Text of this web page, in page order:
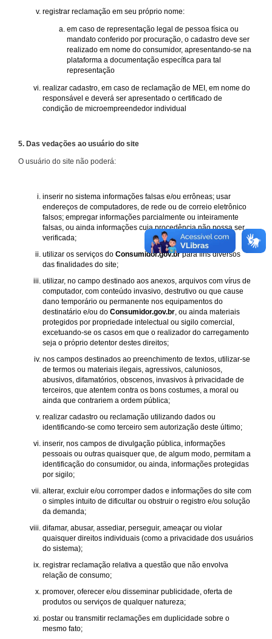
registrar reclamação em seu próprio nome:
em caso de representação legal de pessoa física ou
mandato conferido por procuração, o cadastro deve ser
realizado em nome do consumidor, apresentando-se na
plataforma a documentação específica para tal
representação
realizar cadastro, em caso de reclamação de MEI, em nome do
responsável e deverá ser apresentado o certificado de
condição de microempreendedor individual
5. Das vedações ao usuário do site
O usuário do site não poderá:
inserir no sistema informações falsas e/ou errôneas; usar
endereços de computadores, de rede ou de correio eletrônico
falsos; empregar informações parcialmente ou inteiramente
falsas, ou ainda informações cuja procedência não possa ser
verificada;
utilizar os serviços do Consumidor.gov.brpara fins diversos
das finalidades do site;
utilizar, no campo destinado aos anexos, arquivos com vírus de
computador, com conteúdo invasivo, destrutivo ou que cause
dano temporário ou permanente nos equipamentos do
destinatário e/ou do Consumidor.gov.br , ou ainda materiais
protegidos por propriedade intelectual ou sigilo comercial,
excetuando-se os casos em que o realizador do carregamento
seja o próprio detentor destes direitos;
nos campos destinados ao preenchimento de textos, utilizar-se
de termos ou materiais ilegais, agressivos, caluniosos,
abusivos, difamatórios, obscenos, invasivos à privacidade de
terceiros, que atentem contra os bons costumes, a moral ou
ainda que contrariem a ordem pública;
realizar cadastro ou reclamação utilizando dados ou
identificando-se como terceiro sem autorização deste último;
inserir, nos campos de divulgação pública, informações
pessoais ou outras quaisquer que, de algum modo, permitam a
identificação do consumidor, ou ainda, informações protegidas
por sigilo;
alterar, excluir e/ou corromper dados e informações do site com
o simples intuito de dificultar ou obstruir o registro e/ou solução
da demanda;
difamar, abusar, assediar, perseguir, ameaçar ou violar
quaisquer direitos individuais (como a privacidade dos usuários
do sistema);
registrar reclamação relativa a questão que não envolva
relação de consumo;
promover, oferecer e/ou disseminar publicidade, oferta de
produtos ou serviços de qualquer natureza;
postar ou transmitir reclamações em duplicidade sobre o
mesmo fato;